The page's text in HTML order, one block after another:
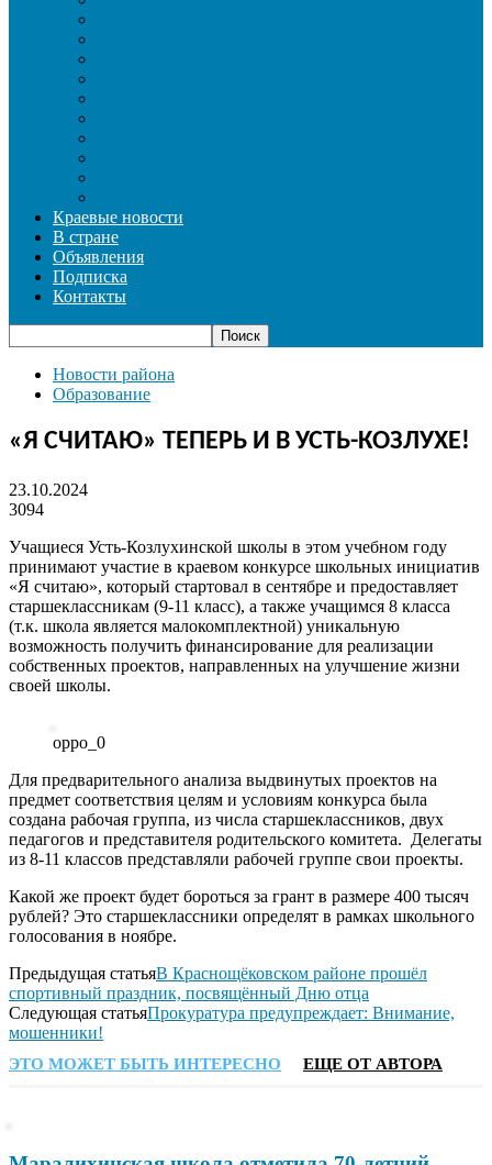
Краевые новости
В стране
Объявления
Подписка
Контакты
Новости района
Образование
«Я СЧИТАЮ» ТЕПЕРЬ И В УСТЬ-КОЗЛУХЕ!
23.10.2024
3094
Учащиеся Усть-Козлухинской школы в этом учебном году
принимают участие в краевом конкурсе школьных инициатив
«Я считаю», который стартовал в сентябре и предоставляет
старшеклассникам (9-11 класс), а также учащимся 8 класса
(т.к. школа является малокомплектной) уникальную
возможность получить финансирование для реализации
собственных проектов, направленных на улучшение жизни
своей школы.
oppo_0
Для предварительного анализа выдвинутых проектов на
предмет соответствия целям и условиям конкурса была
создана рабочая группа, из числа старшеклассников, двух
педагогов и представителя родительского комитета. Делегаты
из 8-11 классов представляли рабочей группе свои проекты.
Какой же проект будет бороться за грант в размере 400 тысяч
рублей? Это старшеклассники определят в рамках школьного
голосования в ноябре.
Предыдущая статьяВ Краснощёковском районе прошёл
спортивный праздник, посвящённый Дню отца
Следующая статьяПрокуратура предупреждает: Внимание,
мошенники!
ЭТО МОЖЕТ БЫТЬ ИНТЕРЕСНО ЕЩЕ ОТ АВТОРА